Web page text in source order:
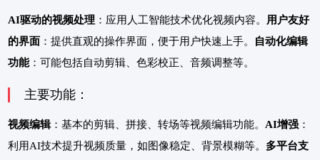
AI驱动的视频处理 ：应用人工智能技术优化视频内容。 用户友好
的界面 ：提供直观的操作界面，便于用户快速上手。
自动化编辑
功能：可能包括自动剪辑、色彩校正、音频调整等。
主要功能：
视频编辑：基本的剪辑、拼接、转场等视频编辑功能。 AI增强 ：
利用AI技术提升视频质量，如图像稳定、背景模糊等。 多平台支